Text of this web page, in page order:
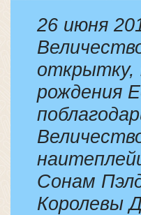
26 июня
открытку,
рождения
Сонам
Королевы